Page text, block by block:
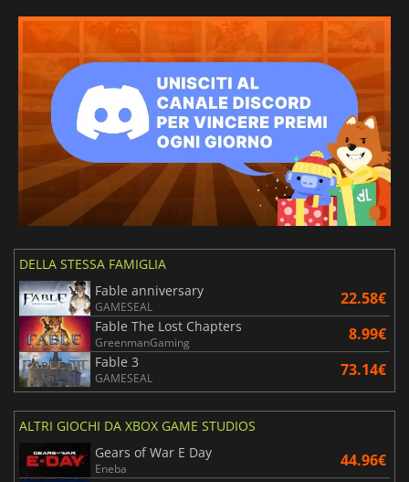
DELLA STESSA FAMIGLIA
Fable anniversary
GAMESEAL 22.58€
Fable The Lost Chapters
GreenmanGaming 8.99€
Fable 3
GAMESEAL 73.14€
ALTRI GIOCHI DA XBOX GAME STUDIOS
Gears of War E Day
Eneba 44.96€